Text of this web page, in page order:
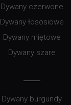
Dywany czerwone
Dywany łososiowe
Dywany miętowe
Dywany szare
Dywany burgundy